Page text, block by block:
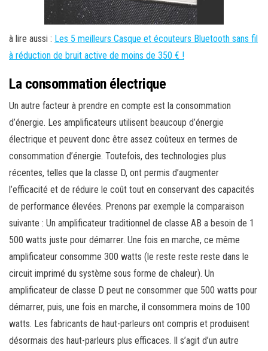
à lire aussi : Les 5 meilleurs Casque et écouteurs Bluetooth sans fil
à réduction de bruit active de moins de 350 € !
La consommation électrique
Un autre facteur à prendre en compte est la consommation
d’énergie. Les amplificateurs utilisent beaucoup d’énergie
électrique et peuvent donc être assez coûteux en termes de
consommation d’énergie. Toutefois, des technologies plus
récentes, telles que la classe D, ont permis d’augmenter
l’efficacité et de réduire le coût tout en conservant des capacités
de performance élevées. Prenons par exemple la comparaison
suivante : Un amplificateur traditionnel de classe AB a besoin de 1
500 watts juste pour démarrer. Une fois en marche, ce même
amplificateur consomme 300 watts (le reste reste reste dans le
circuit imprimé du système sous forme de chaleur). Un
amplificateur de classe D peut ne consommer que 500 watts pour
démarrer, puis, une fois en marche, il consommera moins de 100
watts. Les fabricants de haut-parleurs ont compris et produisent
désormais des haut-parleurs plus efficaces. Il s’agit d’un autre